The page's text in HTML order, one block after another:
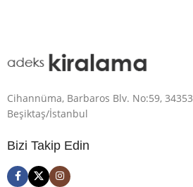
Cihannüma, Barbaros Blv. No:59, 34353
Beşiktaş/İstanbul
Bizi Takip Edin